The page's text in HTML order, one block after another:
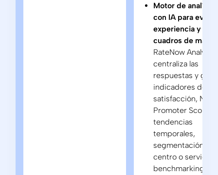
Motor de analítica
con IA para
experiencia y
cuadros de
RateNow Analytics
centraliza las
respuestas y
indicadores de
satisfacción, Net
Promoter Score,
tendencias
temporales,
segmentación por
centro o servicio,
benchmarking